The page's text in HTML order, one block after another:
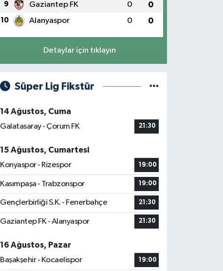
9 Gaziantep FK 0 0
10 Alanyaspor 0 0
Detaylar için tıklayın
Süper Lig Fikstür
14 Ağustos, Cuma
Galatasaray - Çorum FK
21:30
15 Ağustos, Cumartesi
Konyaspor - Rizespor
19:00
Kasımpaşa - Trabzonspor 19:00
Gençlerbirliği S.K. - Fenerbahçe 21:30
Gaziantep FK - Alanyaspor 21:30
16 Ağustos, Pazar
Başakşehir - Kocaelispor
19:00